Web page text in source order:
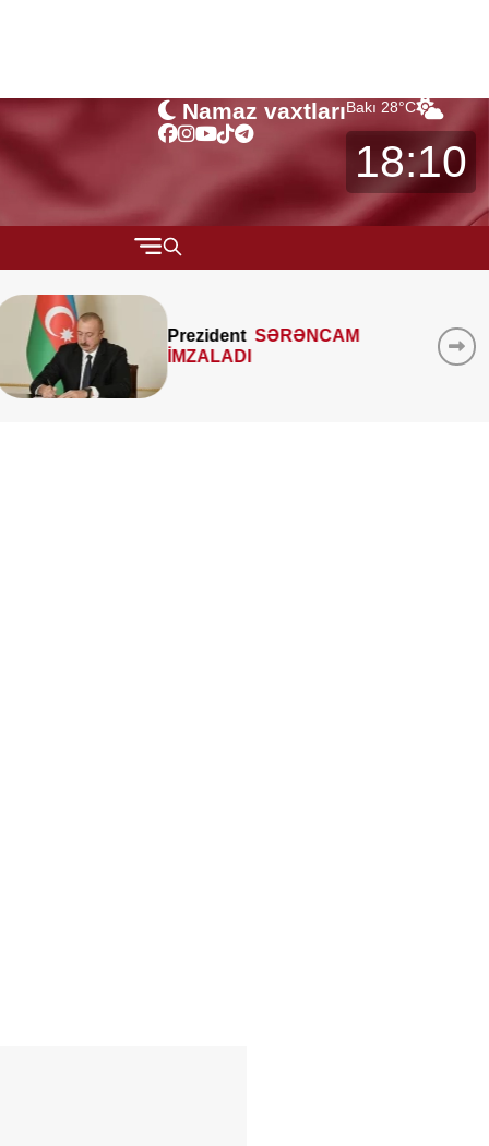
Namaz vaxtlarıBakı 28°C
18:10
MÜSAHİBƏ
MARAQLI
MTK-ların mənzil sahəsini
çöldən-çölə ölçməsi
qanunidirmi? –
Hüquqşünas